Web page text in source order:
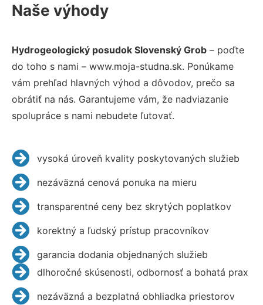
Naše výhody
Hydrogeologický posudok Slovenský Grob – poďte
do toho s nami – www.moja-studna.sk. Ponúkame
vám prehľad hlavných výhod a dôvodov, prečo sa
obrátiť na nás. Garantujeme vám, že nadviazanie
spolupráce s nami nebudete ľutovať.
vysoká úroveň kvality poskytovaných služieb
nezáväzná cenová ponuka na mieru
transparentné ceny bez skrytých poplatkov
korektný a ľudský prístup pracovníkov
garancia dodania objednaných služieb
dlhoročné skúsenosti, odbornosť a bohatá prax
nezáväzná a bezplatná obhliadka priestorov